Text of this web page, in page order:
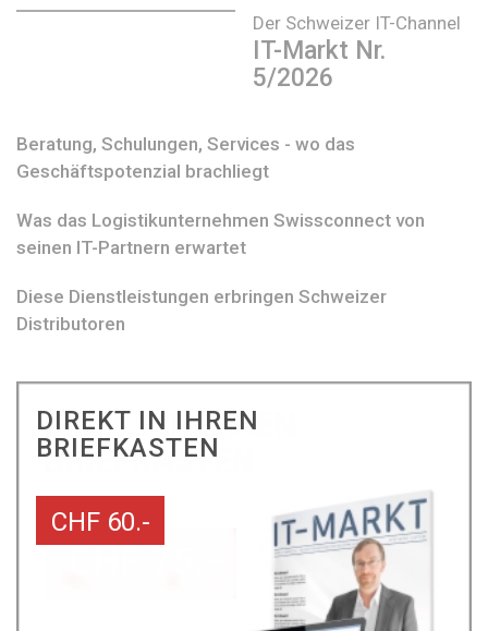
Der Schweizer IT-Channel
IT-Markt Nr.
5/2026
Beratung, Schulungen, Services - wo das
Geschäftspotenzial brachliegt
Was das Logistikunternehmen Swissconnect von
seinen IT-Partnern erwartet
Diese Dienstleistungen erbringen Schweizer
Distributoren
DIREKT IN IHREN
BRIEFKASTEN
CHF 60.-